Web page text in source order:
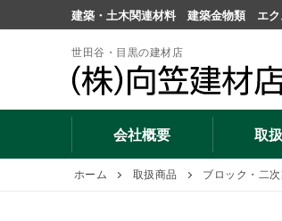
ン
建築・土木関連材料 建築金物類 エ
世田谷・目黒の建材店
会社概要 取
ホーム 取扱商品 ブロック・二次